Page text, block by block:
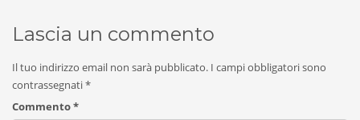
Lascia un commento
Il tuo indirizzo email non sarà pubblicato. I campi obbligatori sono
contrassegnati*
Commento*